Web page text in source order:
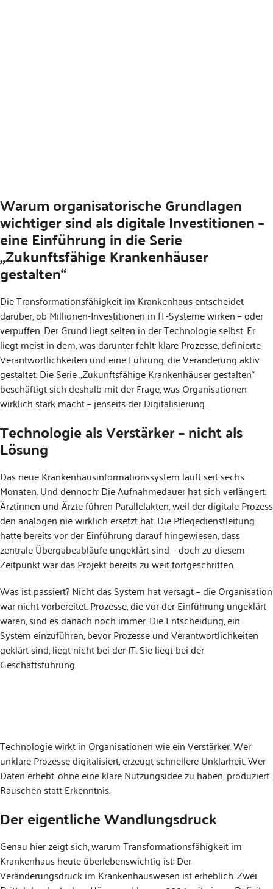
Warum organisatorische Grundlagen
wichtiger sind als digitale Investitionen –
eine Einführung in die Serie
„Zukunftsfähige Krankenhäuser
gestalten“
Die Transformationsfähigkeit im Krankenhaus entscheidet
darüber, ob Millionen-Investitionen in IT-Systeme wirken – oder
verpuffen. Der Grund liegt selten in der Technologie selbst. Er
liegt meist in dem, was darunter fehlt: klare Prozesse, definierte
Verantwortlichkeiten und eine Führung, die Veränderung aktiv
gestaltet. Die Serie „Zukunftsfähige Krankenhäuser gestalten“
beschäftigt sich deshalb mit der Frage, was Organisationen
wirklich stark macht – jenseits der Digitalisierung.
Technologie als Verstärker – nicht als
Lösung
Das neue Krankenhausinformationssystem läuft seit sechs
Monaten. Und dennoch: Die Aufnahmedauer hat sich verlängert.
Ärztinnen und Ärzte führen Parallelakten, weil der digitale Prozess
den analogen nie wirklich ersetzt hat. Die Pflegedienstleitung
hatte bereits vor der Einführung darauf hingewiesen, dass
zentrale Übergabeabläufe ungeklärt sind – doch zu diesem
Zeitpunkt war das Projekt bereits zu weit fortgeschritten.
Was ist passiert? Nicht das System hat versagt – die Organisation
war nicht vorbereitet. Prozesse, die vor der Einführung ungeklärt
waren, sind es danach noch immer. Die Entscheidung, ein
System einzuführen, bevor Prozesse und Verantwortlichkeiten
geklärt sind, liegt nicht bei der IT. Sie liegt bei der
Geschäftsführung.
Technologie wirkt in Organisationen wie ein Verstärker. Wer
unklare Prozesse digitalisiert, erzeugt schnellere Unklarheit. Wer
Daten erhebt, ohne eine klare Nutzungsidee zu haben, produziert
Rauschen statt Erkenntnis.
Der eigentliche Wandlungsdruck
Genau hier zeigt sich, warum Transformationsfähigkeit im
Krankenhaus heute überlebenswichtig ist: Der
Veränderungsdruck im Krankenhauswesen ist erheblich. Zwei